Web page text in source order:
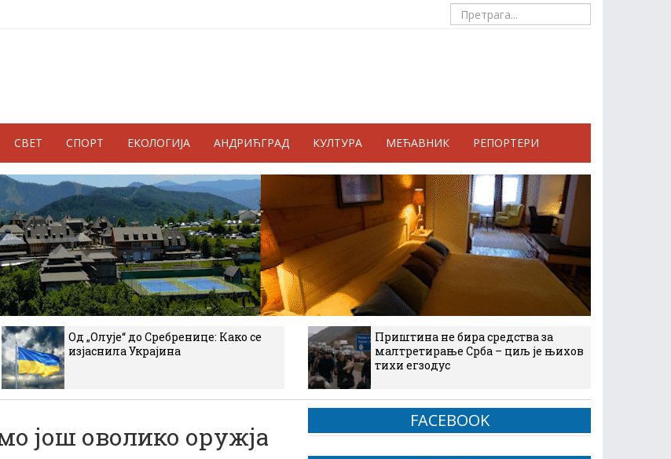
СВЕТ СПОРТ ЕКОЛОГИЈА АНДРИЋГРАД КУЛТУРА МЕЋАВНИК РЕПОРТЕРИ
Од „Олује“ до Сребренице: Како се
изјаснила Украјина
Приштина не бира средства за
малтретирање Срба – циљ је њихов
тихи егзодус
још оволико оружја
FACEBOOK